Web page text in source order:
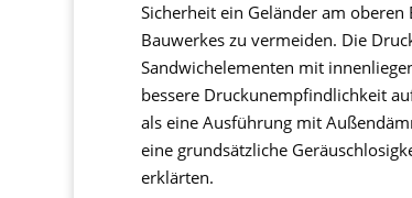
Sicherheit ein Geländer am oberen
Bauwerkes zu vermeiden. Die
Sandwichelementen mit
bessere Druckunempfindlichkeit
als eine Ausführung mit
eine grundsätzliche
erklärten.